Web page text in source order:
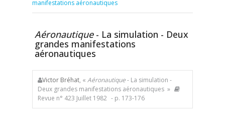
manifestations aéronautiques
Aéronautique - La simulation - Deux
grandes manifestations
aéronautiques
Victor Bréhat, « Aéronautique- La simulation -
Deux grandes manifestations aéronautiques »
Revue n° 423 Juillet 1982 - p. 173-176